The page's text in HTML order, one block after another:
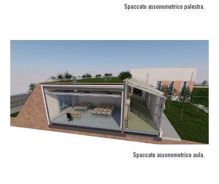
Spaccato assonometrico palestra.
Spaccato assonometrico aula.